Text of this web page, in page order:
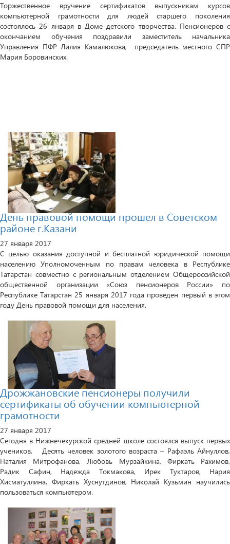
Торжественное вручение сертификатов выпускникам курсов
компьютерной грамотности для людей старшего поколения
состоялось 26 января в Доме детского творчества. Пенсионеров с
окончанием обучения поздравили заместитель начальника
Управления ПФР Лилия Камалюкова, председатель местного СПР
Мария Боровинских.
День правовой помощи прошел в Советском
районе г.Казани
27 января 2017
С целью оказания доступной и бесплатной юридической помощи
населению Уполномоченным по правам человека в Республике
Татарстан совместно с региональным отделением Общероссийской
общественной организации «Союз пенсионеров России» по
Республике Татарстан 25 января 2017 года проведен первый в этом
году День правовой помощи для населения.
Дрожжановские пенсионеры получили
сертификаты об обучении компьютерной
грамотности
27 января 2017
Сегодня в Нижнечекурской средней школе состоялся выпуск первых
учеников. Десять человек золотого возраста – Рафаэль Айнуллов,
Наталия Митрофанова, Любовь Мурзайкина, Фиркать Рахимов,
Радик Сафин, Надежда Токмакова, Ирек Туктаров, Нария
Хисматуллина, Фиркать Хуснутдинов, Николай Кузьмин научились
пользоваться компьютером.